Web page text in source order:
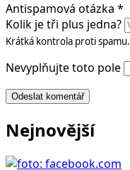
Antispamová otázka *
Kolik je tři plus jedna?
Krátká kontrola proti spamu.
Nevyplňujte toto pole
Odeslat komentář
Nejnovější